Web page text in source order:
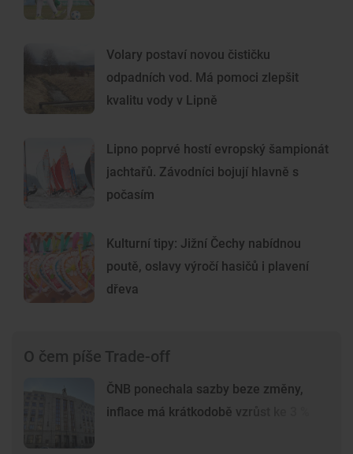
Volary postaví novou čističku
odpadních vod. Má pomoci zlepšit
kvalitu vody v Lipně
Lipno poprvé hostí evropský šampionát
jachtařů. Závodníci bojují hlavně s
počasím
Kulturní tipy: Jižní Čechy nabídnou
poutě, oslavy výročí hasičů i plavení
dřeva
O čem píše Trade-off
ČNB ponechala sazby beze změny,
inflace má krátkodobě vzrůst ke 3 %